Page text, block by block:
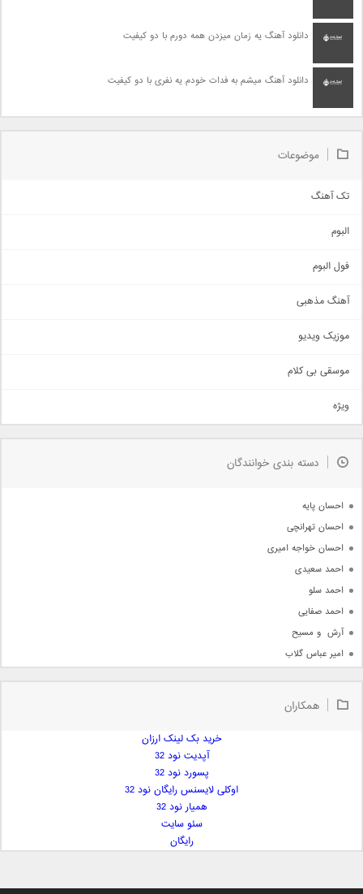
دانلود آهنگ یه زمان میزدن همه دورم با دو کیفیت
دانلود آهنگ میشم به فدات خودم یه نفری با دو کیفیت
موضوعات
تک آهنگ
اجتماعی
حماسی
سنتی
اهنگ بندرعباسی
دمو
مذهبی
جدیدترین ها
البوم
فول البوم
آهنگ مذهبی
موزیک ویدیو
موسقی بی کلام
ویژه
دسته بندی خوانندگان
احسان پایه
احسان تهرانچی
احسان خواجه امیری
احمد سعیدی
احمد سلو
احمد صفایی
آرش  و مسیح
امیر عباس گلاب
امیر علی
ایمان فلاح
همکاران
خرید بک لینک ارزان
آپدیت نود 32
پسورد نود 32
اوکلی لایسنس رایگان نود 32
همیار نود 32
سئو سایت
رایگان